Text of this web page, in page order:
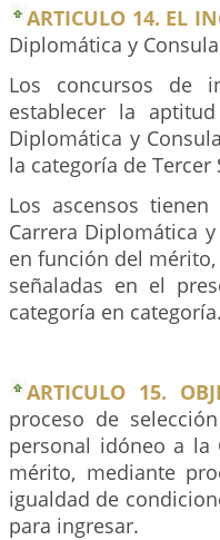
ARTICULO 14. EL
Diplomática y
Los concursos de
establecer la
Diplomática y
la categoría de Tercer
Los ascensos
Carrera Diplomática
en función del
señaladas en el
categoría en categoría.
ARTICULO 15.
proceso de
personal idóneo a la
mérito, mediante
igualdad de
para ingresar.